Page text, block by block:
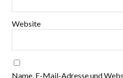
Website
Name, E-Mail-Adresse und